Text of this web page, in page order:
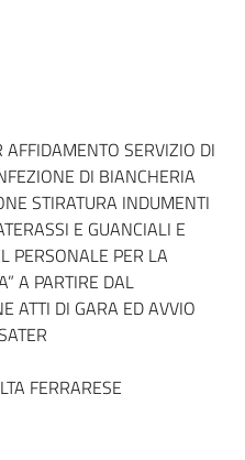
AFFIDAMENTO SERVIZIO DI
DI BIANCHERIA
STIRATURA INDUMENTI
E GUANCIALI E
PERSONALE PER LA
A PARTIRE DAL
DI GARA ED AVVIO
FERRARESE